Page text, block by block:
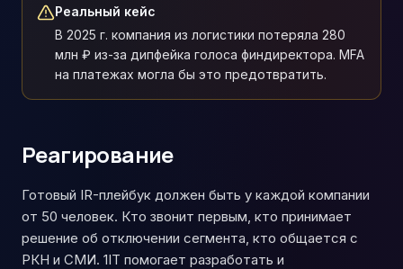
Реальный кейс
В 2025 г. компания из логистики потеряла 280
млн ₽ из-за дипфейка голоса финдиректора. MFA
на платежах могла бы это предотвратить.
Реагирование
Готовый IR-плейбук должен быть у каждой компании
от 50 человек. Кто звонит первым, кто принимает
решение об отключении сегмента, кто общается с
РКН и СМИ. 1IT помогает разработать и